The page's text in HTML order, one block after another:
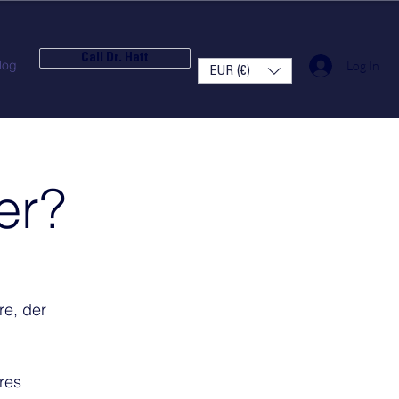
Call Dr. Hatt
EUR (€) Log In
der